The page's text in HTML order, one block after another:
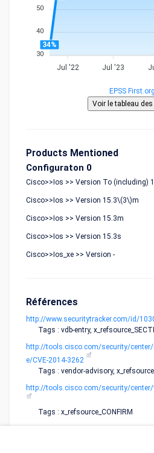
50
40
30
34%
Jul '22 Jul '23
EPSS First.org
Products Mentioned
Configuraton 0
Cisco>>Ios >> Version To (including)
Cisco>>Ios >> Version 15.3\(3\)m
Cisco>>Ios >> Version 15.3m
Cisco>>Ios >> Version 15.3s
Cisco>>Ios_xe >> Version -
Références
http://www.securitytracker.com/id/
Tags : vdb-entry,
http://tools.cisco.com/security/
e/CVE-2014-3262
Tags : vendor-advisory,
http://tools.cisco.com/security/center/
Tags : x_refsource_CONFIRM